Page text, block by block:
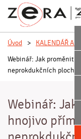
Úvod > KALENDÁŘ AKCÍ
Webinář: Jak proměnit
neprokdukčních ploch a
Webinář:
hnojivo